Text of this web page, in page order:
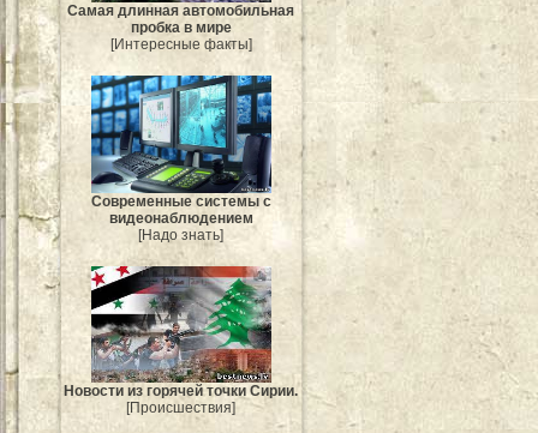
Самая длинная автомобильная
пробка в мире
[Интересные факты]
Современные системы с
видеонаблюдением
[Надо знать]
Новости из горячей точки Сирии.
[Происшествия]